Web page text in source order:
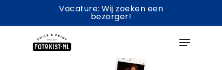
Vacature: Wij zoeken een
bezorger!
Menu